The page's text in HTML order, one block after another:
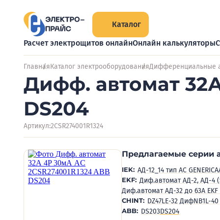
Каталог
Расчет электрощитов онлайнОнлайн калькуляторы
ГлавнаяКаталог электрооборудованияДифференциальные
Дифф. автомат 32А
DS204
Артикул:2CSR274001R1324
Предлагаемые серии
IEK: АД-12_14 тип AC GENERICA
EKF: Диф.автомат АД-2, АД-4
Диф.автомат АД-32 до 63А EKF
CHINT: DZ47LE-32 ДифNB1L-
ABB: DS203DS204